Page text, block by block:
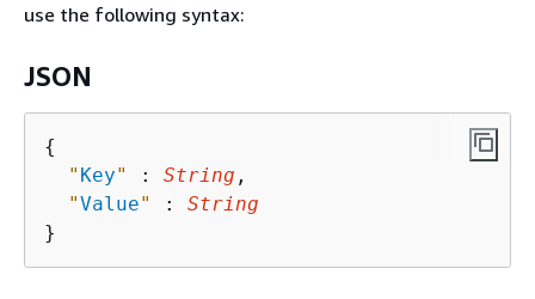
use the following syntax:
JSON
{
" Key" : String ,
"Value" : String